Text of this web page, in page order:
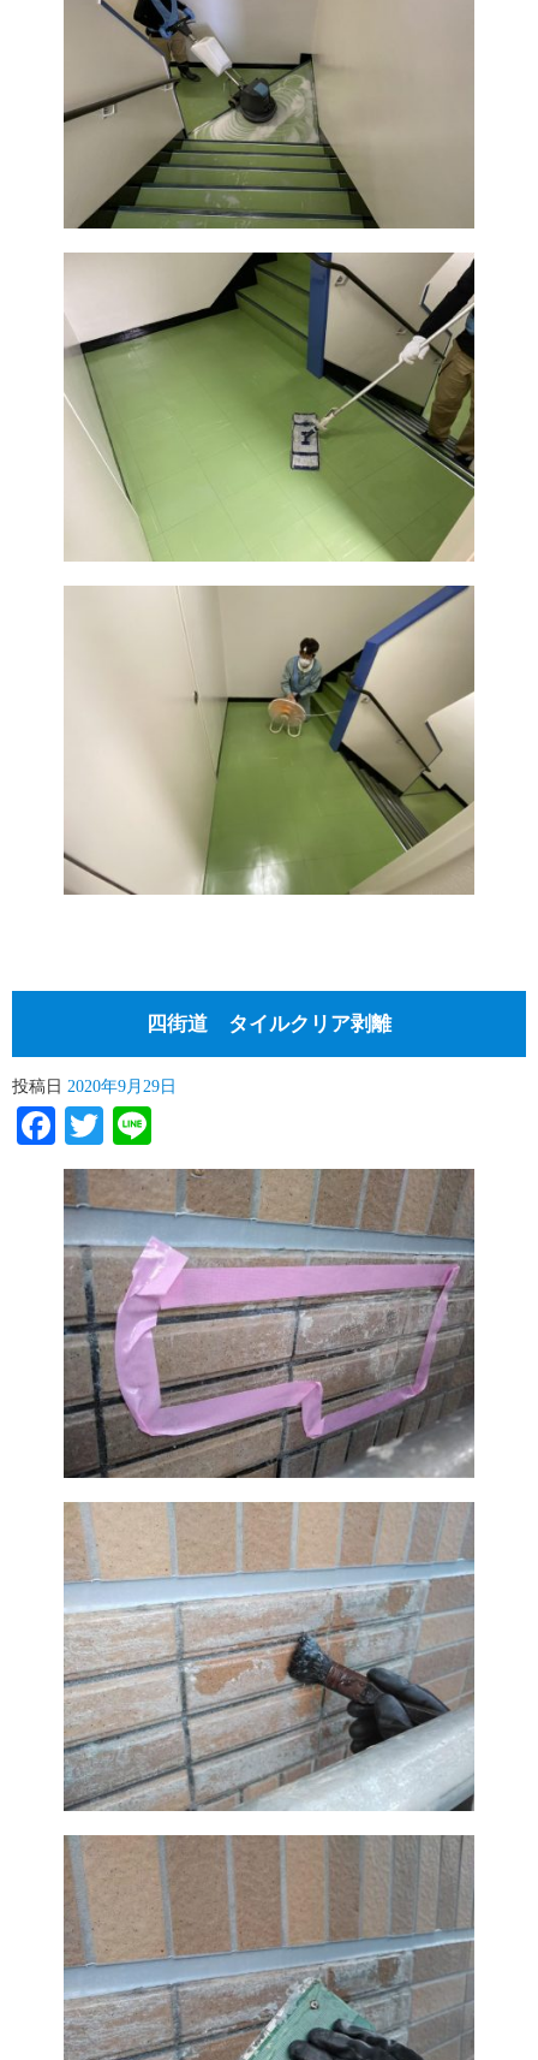
四街道 タイルクリア剥離
投稿日 2020年9月29日
Facebook
Twitter